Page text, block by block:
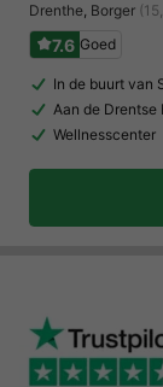
Drenthe, Borger
7.6 Goed
In de buurt van
Aan de Drentse
Wellnesscenter